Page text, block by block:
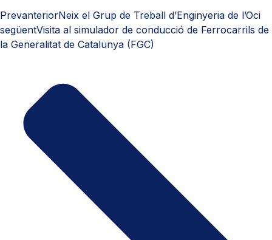
PrevanteriorNeix el Grup de Treball d’Enginyeria de l’Oci
següentVisita al simulador de conducció de Ferrocarrils de
la Generalitat de Catalunya (FGC)